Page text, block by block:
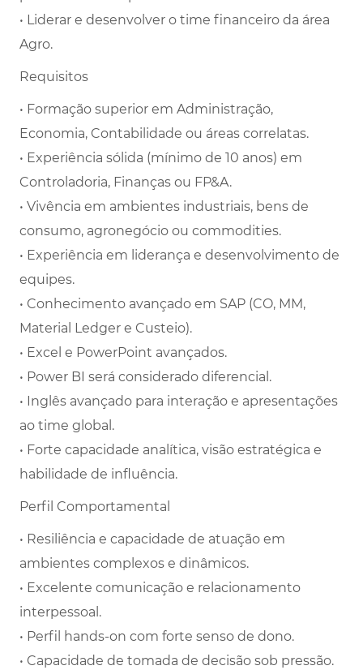
• Liderar e desenvolver o time financeiro da área
Agro.
Requisitos
• Formação superior em Administração,
Economia, Contabilidade ou áreas correlatas.
• Experiência sólida (mínimo de 10 anos) em
Controladoria, Finanças ou FP&A.
• Vivência em ambientes industriais, bens de
consumo, agronegócio ou commodities.
• Experiência em liderança e desenvolvimento de
equipes.
• Conhecimento avançado em SAP (CO, MM,
Material Ledger e Custeio).
• Excel e PowerPoint avançados.
• Power BI será considerado diferencial.
• Inglês avançado para interação e apresentações
ao time global.
• Forte capacidade analítica, visão estratégica e
habilidade de influência.
Perfil Comportamental
• Resiliência e capacidade de atuação em
ambientes complexos e dinâmicos.
• Excelente comunicação e relacionamento
interpessoal.
• Perfil hands-on com forte senso de dono.
• Capacidade de tomada de decisão sob pressão.